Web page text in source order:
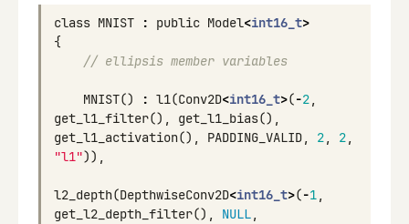
class MNIST : public Model<int16_t>
{
// ellipsis member variables
MNIST() : l1(Conv2D<int16_t>(-2
get_l1_filter(), get_l1_bias(),
get_l1_activation(), PADDING_VALID 2 2
"l1")),
l2_depth(DepthwiseConv2D<int16_t>(-1
get_l2_depth_filter(), NULL